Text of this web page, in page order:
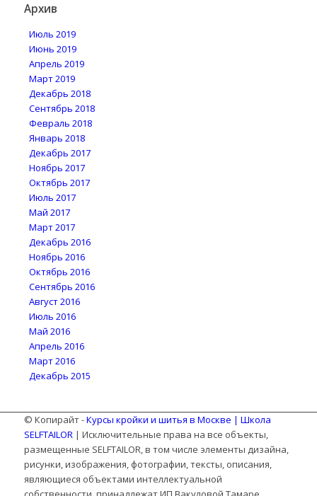
Архив
Июль 2019
Июнь 2019
Апрель 2019
Март 2019
Декабрь 2018
Сентябрь 2018
Февраль 2018
Январь 2018
Декабрь 2017
Ноябрь 2017
Октябрь 2017
Июль 2017
Май 2017
Март 2017
Декабрь 2016
Ноябрь 2016
Октябрь 2016
Сентябрь 2016
Август 2016
Июль 2016
Май 2016
Апрель 2016
Март 2016
Декабрь 2015
© Копирайт -Курсы кройки и шитья в Москве | Школа
SELFTAILOR| Исключительные права на все объекты,
размещенные SELFTAILOR, в том числе элементы дизайна,
рисунки, изображения, фотографии, тексты, описания,
являющиеся объектами интеллектуальной